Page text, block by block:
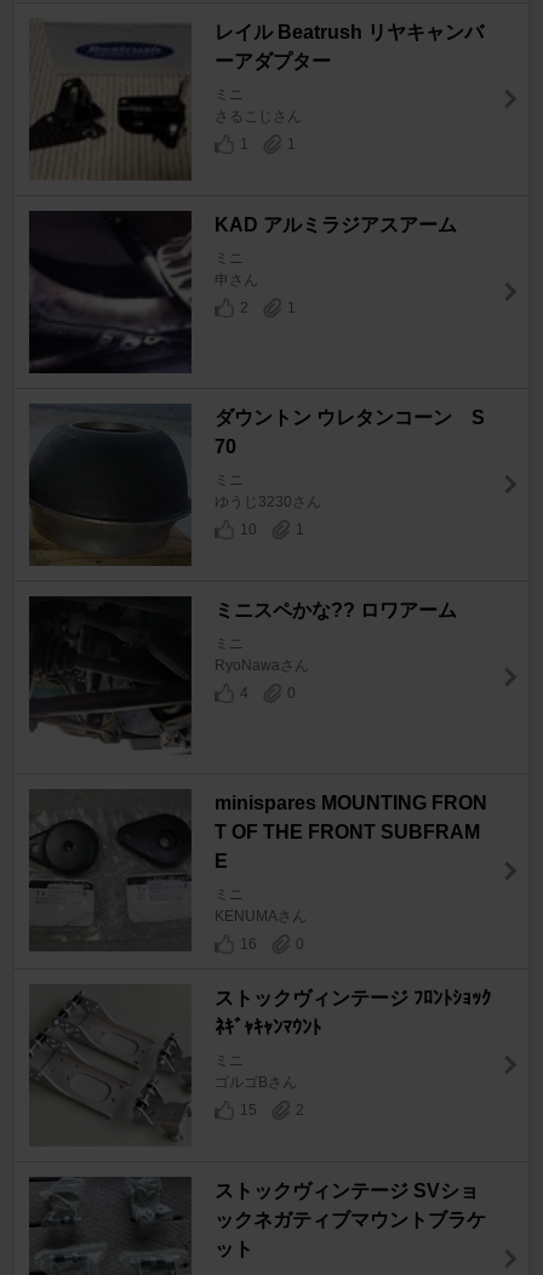
レイル Beatrush リヤキャンバ
ーアダプター
ミニ
さるこじさん
1
1
KAD アルミラジアスアーム
ミニ
申さん
2
1
ダウントン ウレタンコーン S
70
ミニ
ゆうじ3230さん
10
1
ミニスペかな?? ロワアーム
ミニ
RyoNawaさん
4
0
minispares MOUNTING FRON
T OF THE FRONT SUBFRAM
E
ミニ
KENUMAさん
16
0
ストックヴィンテージ ﾌﾛﾝﾄｼｮｯｸ
ﾈｷﾞｬｷｬﾝﾏｳﾝﾄ
ミニ
ゴルゴBさん
15
2
ストックヴィンテージ SVショ
ックネガティブマウントブラケ
ット